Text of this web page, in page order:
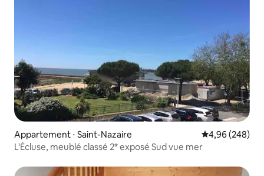
Appartement ⋅ Saint-Nazaire Évaluation
4,96 (248)
L'Écluse, meublé classé 2* exposé Sud vue mer